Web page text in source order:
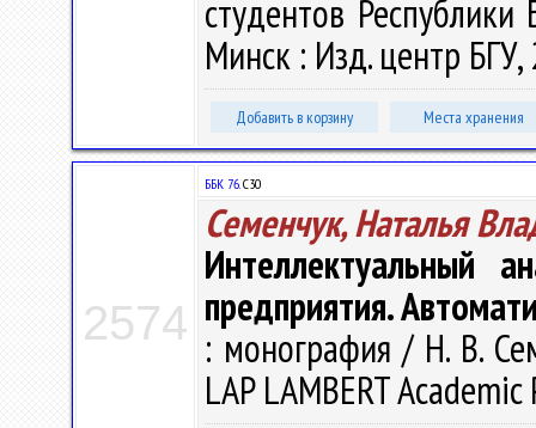
студентов
Минск : Изд. центр
Добавить в корзину Места хранения
2574
ББК 76.С30
Семенчук, Наталья
Интеллектуальный
предприятия.
: монография / Н. В.
LAP LAMBERT